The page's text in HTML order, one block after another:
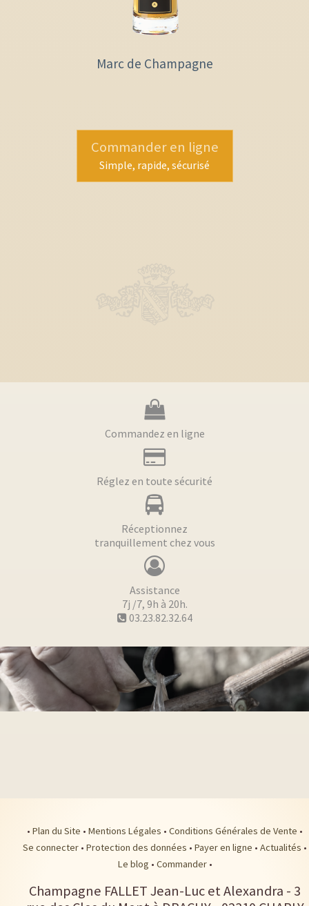
Marc de Champagne
Commander en ligne
Simple, rapide, sécurisé
Commandez en ligne
Réglez en toute sécurité
Réceptionnez
tranquillement chez vous
Assistance
7j /7, 9h à 20h.
03.23.82.32.64
• Plan du Site • Mentions Légales • Conditions Générales de Vente •
Se connecter • Protection des données • Payer en ligne • Actualités •
Le blog • Commander •
Champagne FALLET Jean-Luc et Alexandra - 3